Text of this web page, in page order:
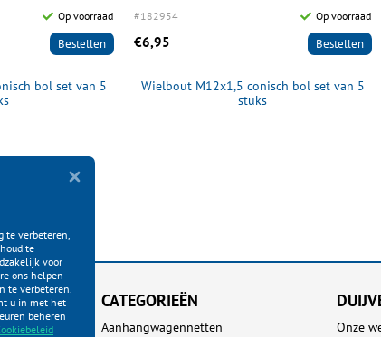
Op voorraad
Bestellen
bol set van 5
#182954 Op voorraad
€6,95 Bestellen
Wielbout M12x1,5 conisch bol set van 5
stuks
CATEGORIEËN
Aanhangwagennetten
Onze
te verbeteren,
te
voor
ons helpen
te verbeteren.
u in met het
beheren